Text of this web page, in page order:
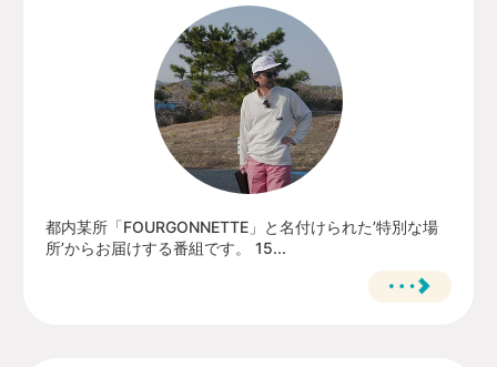
都内某所「FOURGONNETTE」と名付けられた’特別な場
所’からお届けする番組です。 15...